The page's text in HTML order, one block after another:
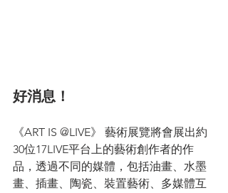
好消息！
《ART IS @LIVE》 藝術展覽將會展出約
30位17LIVE平台上的藝術創作者的作
品，透過不同的媒體，包括油畫、水墨
畫、插畫、陶瓷、裝置藝術、多媒體互